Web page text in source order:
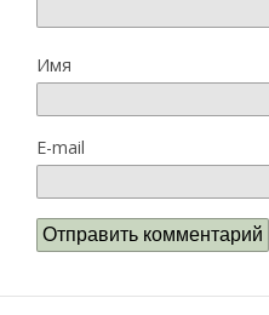
Имя
E-mail